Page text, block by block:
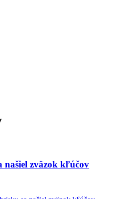
našiel zväzok kľúčov